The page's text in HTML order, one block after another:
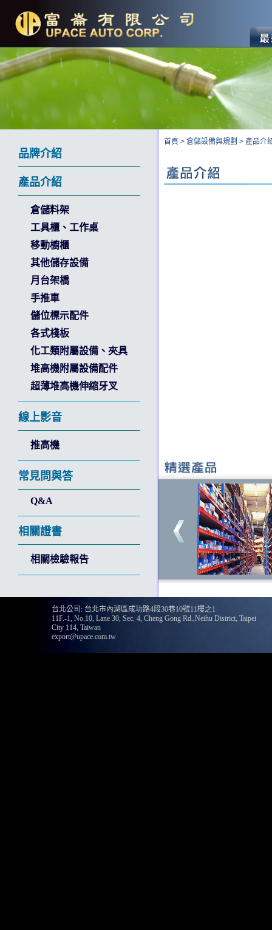
品牌介紹
產品介紹
倉儲料架
工具櫃、工作桌
移動櫥櫃
其他儲存設備
月台架橋
手推車
儲位標示配件
各式棧板
化工類附屬設備、夾具
堆高機附屬設備配件
超薄堆高機伸縮牙叉
線上影音
推高機
常見問與答
Q&A
相關證書
相關檢驗報告
首頁 > 倉儲設備與規劃 > 產品介
台北公司: 台北市內湖區成功路4段30巷10號11樓之1
11F.-1, No.10, Lane 30, Sec. 4, Cheng Gong Rd.,Neihu District, Taipei
City 114, Taiwan
export@upace.com.tw